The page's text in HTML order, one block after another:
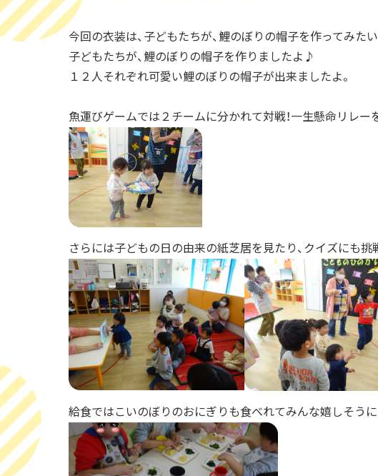
今回の衣装は、子どもたちが、鯉のぼりの帽子を作ってみた
子どもたちが、鯉のぼりの帽子を作りましたよ♪
１２人それぞれ可愛い鯉のぼりの帽子が出来ましたよ。
魚運びゲームでは２チームに分かれて対戦！一生懸命リレー
さらには子どもの日の由来の紙芝居を見たり、クイズにも挑
給食ではこいのぼりのおにぎりも食べれてみんな嬉しそうに